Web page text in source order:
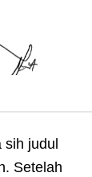
judul
Setelah